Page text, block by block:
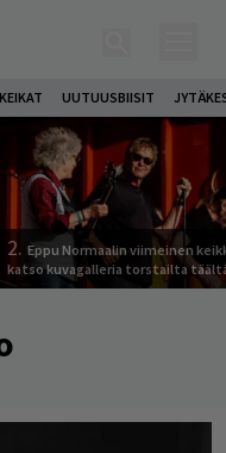
KEIKAT UUTUUSBIISIT
2. Eppu Normaalin viimeinen
katso kuvagalleria torstailta